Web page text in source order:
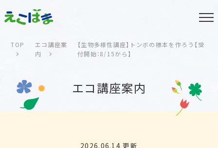
TOP
エコ講座案
内
【生物多様性講座】トンボの標本を作ろう【受
付開始：8/15から】
エコ講座案内
2026.06.14 更新